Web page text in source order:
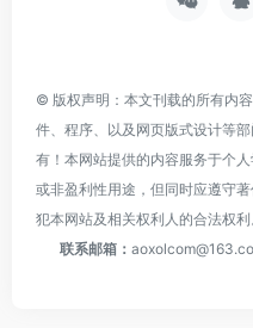
© 版权声明：本文刊载的所有内
件、程序、以及网页版式设计等
有！本网站提供的内容服务于个
或非盈利性用途，但同时应遵守
犯本网站及相关权利人的合法权利
联系邮箱：